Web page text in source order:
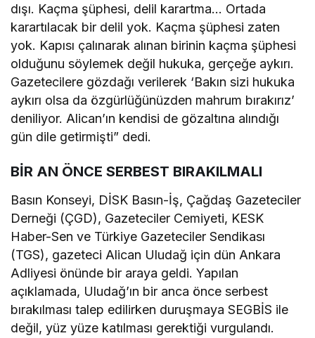
dışı. Kaçma şüphesi, delil karartma… Ortada
karartılacak bir delil yok. Kaçma şüphesi zaten
yok. Kapısı çalınarak alınan birinin kaçma şüphesi
olduğunu söylemek değil hukuka, gerçeğe aykırı.
Gazetecilere gözdağı verilerek ‘Bakın sizi hukuka
aykırı olsa da özgürlüğünüzden mahrum bırakırız’
deniliyor. Alican’ın kendisi de gözaltına alındığı
gün dile getirmişti” dedi.
BİR AN ÖNCE SERBEST BIRAKILMALI
Basın Konseyi, DİSK Basın-İş, Çağdaş Gazeteciler
Derneği (ÇGD), Gazeteciler Cemiyeti, KESK
Haber-Sen ve Türkiye Gazeteciler Sendikası
(TGS), gazeteci Alican Uludağ için dün Ankara
Adliyesi önünde bir araya geldi. Yapılan
açıklamada, Uludağ’ın bir anca önce serbest
bırakılması talep edilirken duruşmaya SEGBİS ile
değil, yüz yüze katılması gerektiği vurgulandı.